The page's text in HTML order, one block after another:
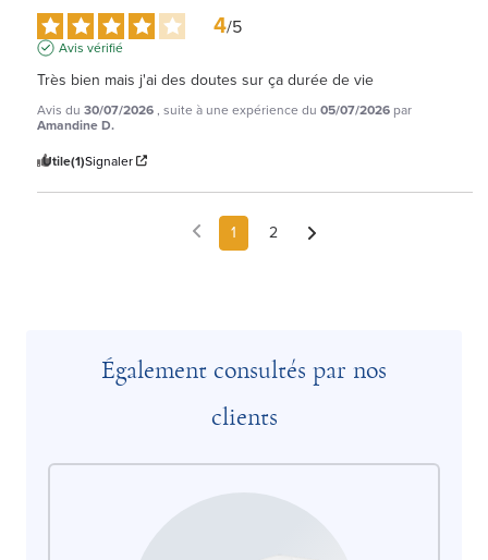
4/5
Avis vérifié
Très bien mais j'ai des doutes sur ça durée de vie
Avis du 30/07/2026, suite à une expérience du 05/07/2026 par
Amandine D.
Utile(1)Signaler
1 2
Également consultés par nos
clients